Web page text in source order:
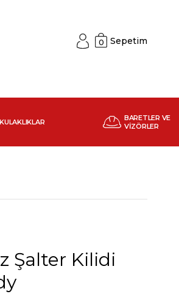
Sepetim
0
KULAKLIKLAR
BARETLER VE
VİZÖRLER
Şalter Kilidi